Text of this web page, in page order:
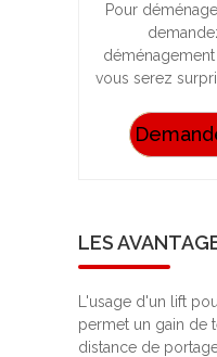
Pour
vous serez
LES
L'usage d'un lift
permet un gain de
distance de